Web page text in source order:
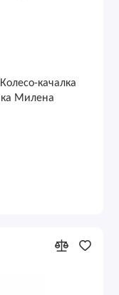
качалка
Милена